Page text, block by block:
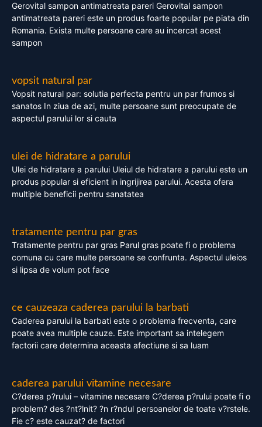
Gerovital sampon antimatreata pareri Gerovital sampon
antimatreata pareri este un produs foarte popular pe piata din
Romania. Exista multe persoane care au incercat acest
sampon
vopsit natural par
Vopsit natural par: solutia perfecta pentru un par frumos si
sanatos In ziua de azi, multe persoane sunt preocupate de
aspectul parului lor si cauta
ulei de hidratare a parului
Ulei de hidratare a parului Uleiul de hidratare a parului este un
produs popular si eficient in ingrijirea parului. Acesta ofera
multiple beneficii pentru sanatatea
tratamente pentru par gras
Tratamente pentru par gras Parul gras poate fi o problema
comuna cu care multe persoane se confrunta. Aspectul uleios
si lipsa de volum pot face
ce cauzeaza caderea parului la barbati
Caderea parului la barbati este o problema frecventa, care
poate avea multiple cauze. Este important sa intelegem
factorii care determina aceasta afectiune si sa luam
caderea parului vitamine necesare
C?derea p?rului – vitamine necesare C?derea p?rului poate fi o
problem? des ?nt?lnit? ?n r?ndul persoanelor de toate v?rstele.
Fie c? este cauzat? de factori